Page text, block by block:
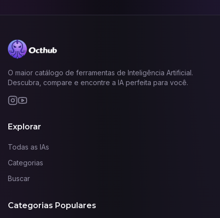
O maior catálogo de ferramentas de Inteligência Artificial.
Descubra, compare e encontre a IA perfeita para você.
Explorar
Todas as IAs
Categorias
Buscar
Categorias Populares